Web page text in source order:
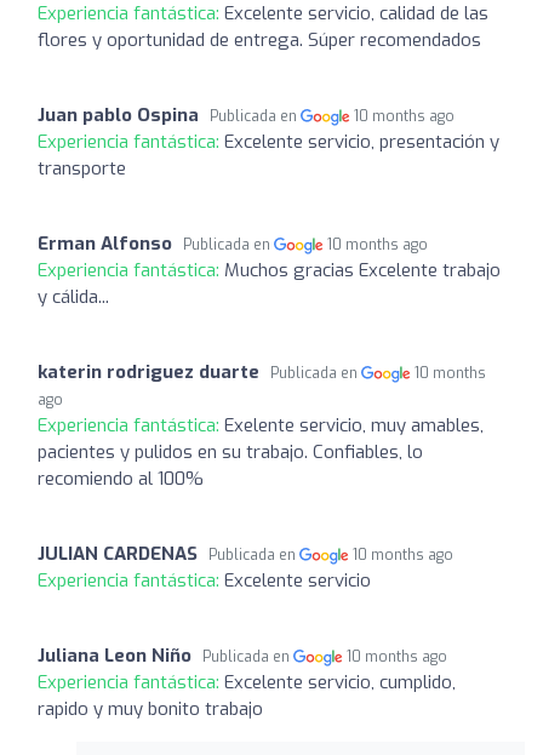
Experiencia fantástica: Excelente servicio, calidad de las
flores y oportunidad de entrega. Súper recomendados
Juan pablo Ospina Publicada en 10 months ago
Experiencia fantástica: Excelente servicio, presentación y
transporte
Erman Alfonso Publicada en 10 months ago
Experiencia fantástica: Muchos gracias Excelente trabajo
y cálida...
katerin rodriguez duarte Publicada en
10 months
ago
Experiencia fantástica: Exelente servicio, muy amables,
pacientes y pulidos en su trabajo. Confiables, lo
recomiendo al 100%
JULIAN CARDENAS Publicada en 10 months ago
Experiencia fantástica: Excelente servicio
Juliana Leon Niño Publicada en 10 months ago
Experiencia fantástica: Excelente servicio, cumplido,
rapido y muy bonito trabajo